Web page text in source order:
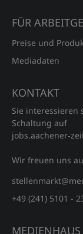
FÜR
Preise und
Mediadaten
KONTAKT
Sie interessieren
Schaltung auf
Wir freuen uns
+49 (241) 5101 -